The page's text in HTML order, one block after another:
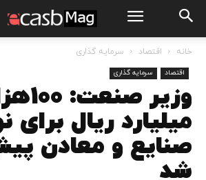
خانه اقتصاد سرمایه گذاری
اقتصاد سرمایه گذاری
وزیر
میلیارد ریال برای
صنایع و معادن
شد